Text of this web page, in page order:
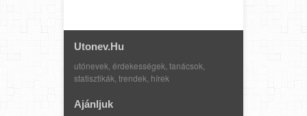
Utonev.hu
utónevek, érdekességek, tanácsok,
statisztikák, trendek, hírek
Ajánljuk